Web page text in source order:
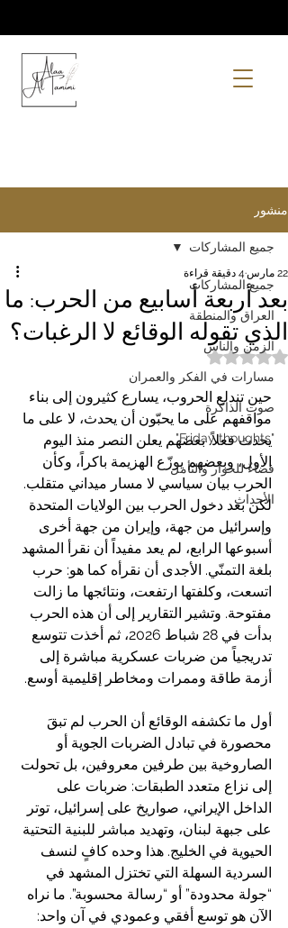
منشور
جميع المشاركات
العراق والمنطقة
الزمن والناس
مسارات في الفكر والعمران
صوت الذاكرة
"Friday thoughts"
فضاءٌ للحوار والتأمل
الأحداث
جميع المشاركات
بعد أربعة أسابيع من الحرب: ما
الذي تقوله الوقائع لا الرغبات؟
22 مارس 4 دقيقة قراءة
تم التقييم بـ ليس رقمًا من أصل 5 نجوم.
حين تندلع الحروب، يسارع كثيرون إلى بناء
مواقفهم على ما يحبّون أن يحدث، لا على ما
يحدث فعلاً. بعضهم يعلن النصر منذ اليوم
الأول، وبعضهم يوزّع الهزيمة باكراً، وكأن
الحرب بيان سياسي لا مسار ميداني متقلب.
لكن بعد دخول الحرب بين الولايات المتحدة
وإسرائيل من جهة، وإيران من جهة أخرى
أسبوعها الرابع، لم يعد مفيداً أن نقرأ المشهد
بلغة التمنّي. الأجدى أن نقرأه كما هو: حرب
اتسعت، وكلفتها ارتفعت، ونتائجها ما زالت
مفتوحة. وتشير التقارير إلى أن هذه الحرب
بدأت في 28 شباط 2026، ثم أخذت تتوسع
تدريجياً من ضربات عسكرية مباشرة إلى
أزمة طاقة وممرات ومخاطر إقليمية أوسع.
أول ما تكشفه الوقائع أن الحرب لم تبقَ
محصورة في تبادل الضربات الجوية أو
الصاروخية بين طرفين معروفين، بل تحولت
إلى نزاع متعدد الطبقات: ضربات على
الداخل الإيراني، صواريخ على إسرائيل، توتر
على جبهة لبنان، وتهديد مباشر للبنية التحتية
الحيوية في الخليج. هذا وحده كافٍ لنسف
السردية السهلة التي تختزل المشهد في
“جولة محدودة” أو “رسالة محسوبة”. ما نراه
الآن هو توسع أفقي وعمودي في آن واحد: